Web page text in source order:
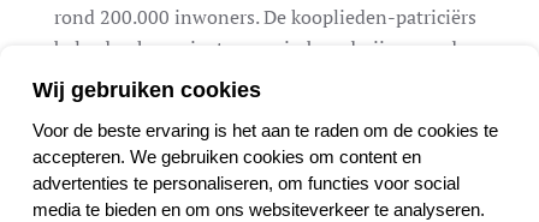
Wij gebruiken cookies
Voor de beste ervaring is het aan te raden om de cookies te
accepteren. We gebruiken cookies om content en
advertenties te personaliseren, om functies voor social
media te bieden en om ons websiteverkeer te analyseren.
rond 200.000 inwoners. De kooplieden-patriciërs
belegden hun winsten o.a. in boerderijen, goed
bereikbaar vanuit de stad, langs rivieren als Vecht,
Angstel en Gein en de zandafgraverij bij ‘s-Graveland.
Om de enorme stank van de Amsterdamse grachten te
ontvluchten, verbleven zij de zomermaanden ‘buiten’.
Aanvankelijk in de ‘herenkamer’ van hun boerderij;